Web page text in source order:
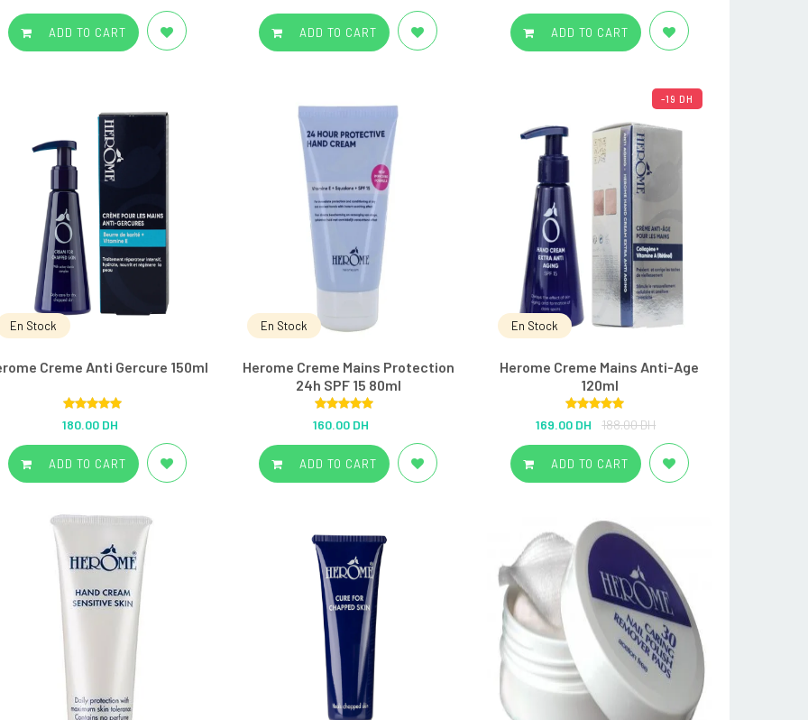
ADD TO CART ADD TO CART ADD TO CART
En Stock
Creme Anti Gercure 150ml
out of 5
180.00 DH
ADD TO CART
En Stock
Herome Creme Mains Protection
24h SPF 15 80ml
out of 5
160.00 DH
ADD TO CART
-19 DH
En Stock
Herome Creme Mains Anti-Age
120ml
Rated5.00
out of 5
169.00 DH 188.00 DH
ADD TO CART